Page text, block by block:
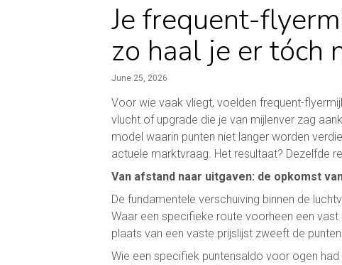
Je frequent-
zo haal je er tóch
June 25, 2026
Voor wie vaak vliegt, voelden frequent-
vlucht of upgrade die je van mijlenver zag
model waarin punten niet langer worden
actuele marktvraag. Het resultaat? Dezelfde
Van afstand naar uitgaven: de opkomst
De fundamentele verschuiving binnen de
Waar een specifieke route voorheen een
plaats van een vaste prijslijst zweeft de
Wie een specifiek puntensaldo voor ogen